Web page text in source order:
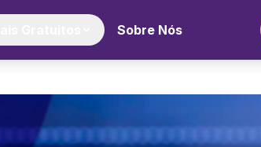
Sobre Nós